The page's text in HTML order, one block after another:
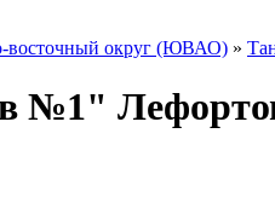
восточный округ (ЮВАО) »
№1"